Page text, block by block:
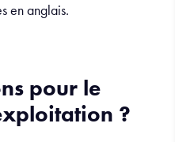
en anglais.
pour le
?